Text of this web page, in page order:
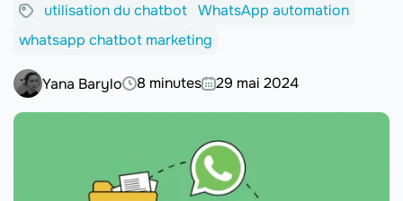
utilisation du chatbot WhatsApp automation
whatsapp chatbot marketing
Yana Barylo 8 minutes 29 mai 2024